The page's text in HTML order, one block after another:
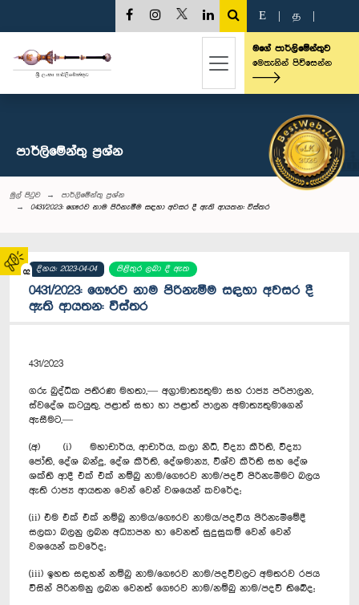
02
E த
මගේ පාර්ලිමේන්තුව
මෙතැනින් පිවිසෙන්න
පාර්ලි‌මේන්තු‌ ප්‍රශ්න
මුල් පිටුව
පාර්ලි‌මේන්තු‌ ප්‍රශ්න
0431/2023: ගෞරව නාම පිරිනැමීම සඳහා අවසර දී ඇති ආයතන: විස්තර
දිනය: 2023-04-04 පිළිතුර ලබා දී ඇත
0431/2023: ගෞරව නාම පිරිනැමීම සඳහා අවසර දී
ඇති ආයතන: විස්තර
431/2023
ගරු බුද්ධික පතිරණ මහතා,— අග්‍රාමාත්‍යතුමා සහ රාජ්‍ය පරිපාලන,
ස්වදේශ කටයුතු, පළාත් සභා හා පළාත් පාලන අමාත්‍යතුමාගෙන්
ඇසීමට,—
(අ) (i) මහාචාර්ය, ආචාර්ය, කලා නිධි, විද්‍යා කීර්ති, විද්‍යා
ජෝති, දේශ බන්දු, දේශ කීර්ති, දේශමාන්‍ය, විශ්ව කීර්ති සහ දේශ
ශක්ති ආදී එක් එක් නම්බු නාම/ගෞරව නාම/පදවි පිරිනැමීමට බලය
ඇති රාජ්‍ය ආයතන වෙන් වෙන් වශයෙන් කවරේද;
(ii) එම එක් එක් නම්බු නාමය/ගෞරව නාමය/පදවිය පිරිනැමීමේදී
සලකා බලනු ලබන අධ්‍යාපන හා වෙනත් සුදුසුකම් වෙන් වෙන්
වශයෙන් කවරේද;
(iii) ඉහත සඳහන් නම්බු නාම/ගෞරව නාම/පදවිවලට අමතරව රජය
විසින් පිරිනමනු ලබන වෙනත් ‍ගෞරව නාම/නම්බු නාම/පදවි තිබේද;